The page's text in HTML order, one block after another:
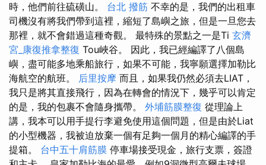
時，他們前往硫磺山。 台北 撥筋 不幸的是，我們的出租車
司機沒有將我們帶到這裡，縮短了島嶼之旅，但是一旦您去
那裡，就不會錯過這種奇觀。 最特殊的景點之一是Ti 玄濟
宮_康復推拿整復 Tou峽谷。 因此，我已經編譯了八個島
嶼，盡可能多地乘船旅行，如果不可能，我寧願選擇加勒比
海航空的航班。 后里按摩 而且，如果我仍然必須去LIAT，
我只是將其直接飛行，因為在轉會的情況下，幾乎可以肯定
的是，我的包裹不會隨身攜帶。 外埔筋膜整復 從理論上
講，我本可以用手提行李避免使用這個問題，但是由於Liat
的小型機器，我被迫放棄一個有足夠一個月的精心編譯的手
提箱。 台中五十肩筋膜 停車場接受現金，旅行支票，簽證